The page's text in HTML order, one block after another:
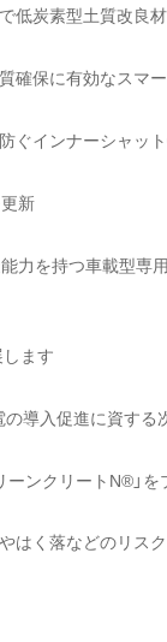
炭素型土質改良材
確保に有効なスマ
ぐインナーシャッ
新
力を持つ車載型
ます
導入促進に資する
ーンクリートN®」
はく落などのリス